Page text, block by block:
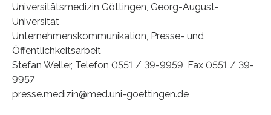
Universitätsmedizin Göttingen, Georg-August-
Universität
Unternehmenskommunikation, Presse- und
Öffentlichkeitsarbeit
Stefan Weller, Telefon 0551 / 39-9959, Fax 0551 / 39-
9957
presse.medizin@med.uni-goettingen.de